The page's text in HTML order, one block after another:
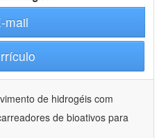
mail
de hidrogéis com
de bioativos para